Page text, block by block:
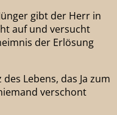
gibt der Herr in
auf und versucht
der Erlösung
Lebens, das Ja zum
verschont